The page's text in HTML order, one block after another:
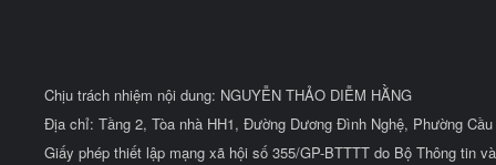
Chịu trách nhiệm nội dung: NGUYỄN THẢO DIỄM HẰNG
Địa chỉ: Tầng 2, Tòa nhà HH1, Đường Dương Đình Nghệ, Phường
Giấy phép thiết lập mạng xã hội số 355/GP-BTTTT do Bộ Thông tin